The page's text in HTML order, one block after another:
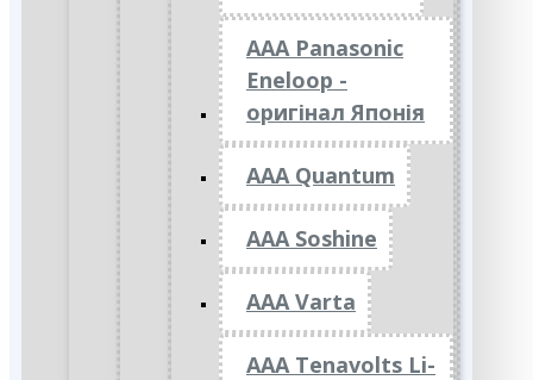
AAA Panasonic
Eneloop -
оригінал Японія
AAA Quantum
AAA Soshine
AAA Varta
AAA Tenavolts Li-